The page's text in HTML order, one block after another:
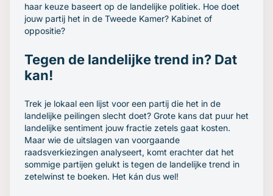
haar keuze baseert op de landelijke politiek. Hoe doet
jouw partij het in de Tweede Kamer? Kabinet of
oppositie?
Tegen de landelijke trend in? Dat
kan!
Trek je lokaal een lijst voor een partij die het in de
landelijke peilingen slecht doet? Grote kans dat puur het
landelijke sentiment jouw fractie zetels gaat kosten.
Maar wie de uitslagen van voorgaande
raadsverkiezingen analyseert, komt erachter dat het
sommige partijen gelukt is tegen de landelijke trend in
zetelwinst te boeken. Het kán dus wel!